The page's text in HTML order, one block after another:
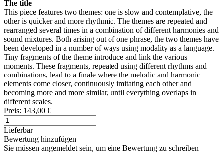
The title
This piece features two themes: one is slow and contemplative, the
other is quicker and more rhythmic. The themes are repeated and
rearranged several times in a combination of different harmonies and
sound mixtures. Both arising out of one phrase, the two themes have
been developed in a number of ways using modality as a language.
Tiny fragments of the theme introduce and link the various
moments. These fragments, repeated using different rhythms and
combinations, lead to a finale where the melodic and harmonic
elements come closer, continuously imitating each other and
becoming more and more similar, until everything overlaps in
different scales.
Preis: 143,00 €
Lieferbar
Bewertung hinzufügen
Sie müssen angemeldet sein, um eine Bewertung zu schreiben